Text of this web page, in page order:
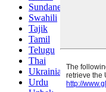
Sundanese
Swahili
Tajik
Tamil
Telugu
Thai
Ukrainian
Urdu